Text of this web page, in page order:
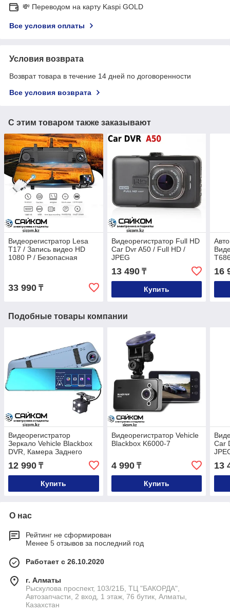
💸 Переводом на карту Kaspi GOLD
Все условия оплаты
Условия возврата
Возврат товара в течение 14 дней по договоренности
Все условия возврата
С этим товаром также заказывают
Видеорегистратор Lesa
T17 / Запись видео HD
1080 P / Безопасная
33 990 ₸
Видеорегистратор Full HD
Car Dvr A50 / Full HD /
JPEG
13 490₸
Купить
16
Подобные товары компании
Видеорегистратор
Зеркало Vehicle Blackbox
DVR, Камера Заднего
12 990 ₸
Купить
Видеорегистратор Vehicle
Blackbox K6000-7
4 990₸
Купить
Car
13
О нас
Рейтинг не сформирован
Менее 5 отзывов за последний год
Работает с 26.10.2020
г. Алматы
Рыскулова проспект, 103/21Б, ТЦ "БАКОРДА",
Автозапчасти, 2 вход, 1 этаж, 76 бутик, Алматы,
Казахстан